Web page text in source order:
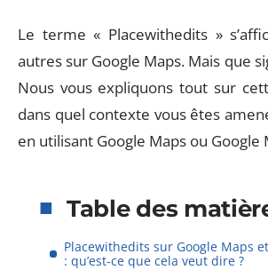
Le terme « Placewithedits »
autres sur Google Maps. Mais que
Nous vous expliquons tout sur
dans quel contexte vous êtes
en utilisant Google Maps ou Google
Table des
Placewithedits sur Google Maps
: qu’est-ce que cela veut dire ?